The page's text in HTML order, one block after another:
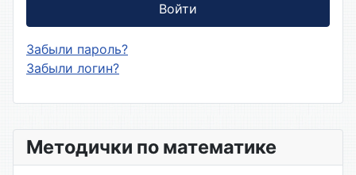
Методички по математике
Войти
Забыли пароль?
Забыли логин?